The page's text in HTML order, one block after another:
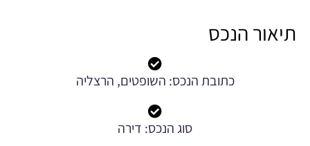
תיאור הנכס
כתובת הנכס: השופטים, הרצליה
סוג הנכס: דירה